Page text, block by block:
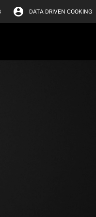
DATA DRIVEN COOKING